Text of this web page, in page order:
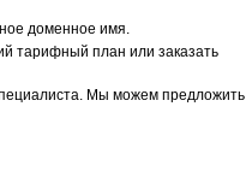
доменное имя.
тарифный план или заказать
Мы можем предложить